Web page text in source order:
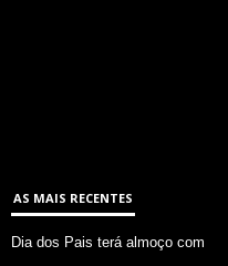
AS MAIS RECENTES
Dia dos Pais terá almoço com